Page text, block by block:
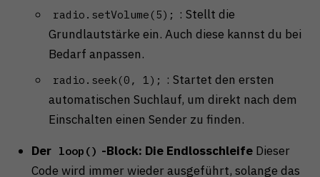
radio.setVolume(5); : Stellt die
Grundlautstärke ein. Auch diese kannst du bei
Bedarf anpassen.
radio.seek(0, 1); : Startet den ersten
automatischen Suchlauf, um direkt nach dem
Einschalten einen Sender zu finden.
Der loop() -Block: Die EndlosschleifeDieser
Code wird immer wieder ausgeführt, solange das